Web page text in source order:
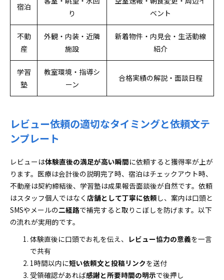
宿泊
り
ベント
不動
産
外観・内装・近隣
施設
新着物件・内見会・生活動線
紹介
学習
塾
教室環境・指導シ
ーン
合格実績の解説・面談日程
レビュー依頼の適切なタイミングと依頼文テ
ンプレート
レビューは体験直後の満足が高い瞬間に依頼すると獲得率が上が
ります。医療は会計後の説明完了時、宿泊はチェックアウト時、
不動産は契約締結後、学習塾は成果報告面談後が自然です。依頼
はスタッフ個人ではなく 店舗として丁寧に依頼 し、案内は口頭と
SMSやメールの二経路で補完すると取りこぼしを防げます。以下
の流れが実用的です。
体験直後に口頭でお礼を伝え、 レビュー協力の意義を一言
で共有
1時間以内に短い依頼文と投稿リンクを送付
受領確認があれば感謝と所要時間の明示で後押し